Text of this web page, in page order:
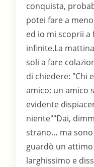
conquista,
potei fare a
ed io mi scoprii
infinite.La
soli a fare
di chiedere: "Chi
amico; un amico
evidente
niente""Dai,
strano… ma sono
guardò un
larghissimo e